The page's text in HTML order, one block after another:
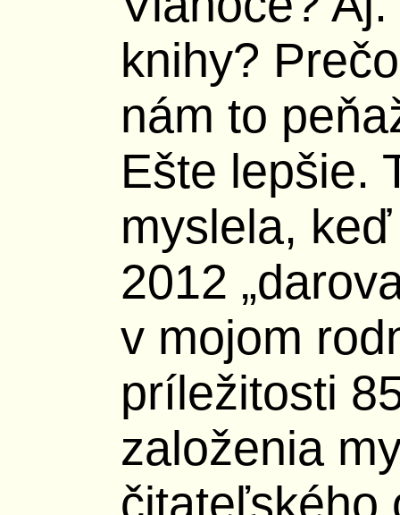
knihy?
nám to
Ešte lepšie.
myslela,
2012
v mojom
príležitosti
založenia
čitateľského